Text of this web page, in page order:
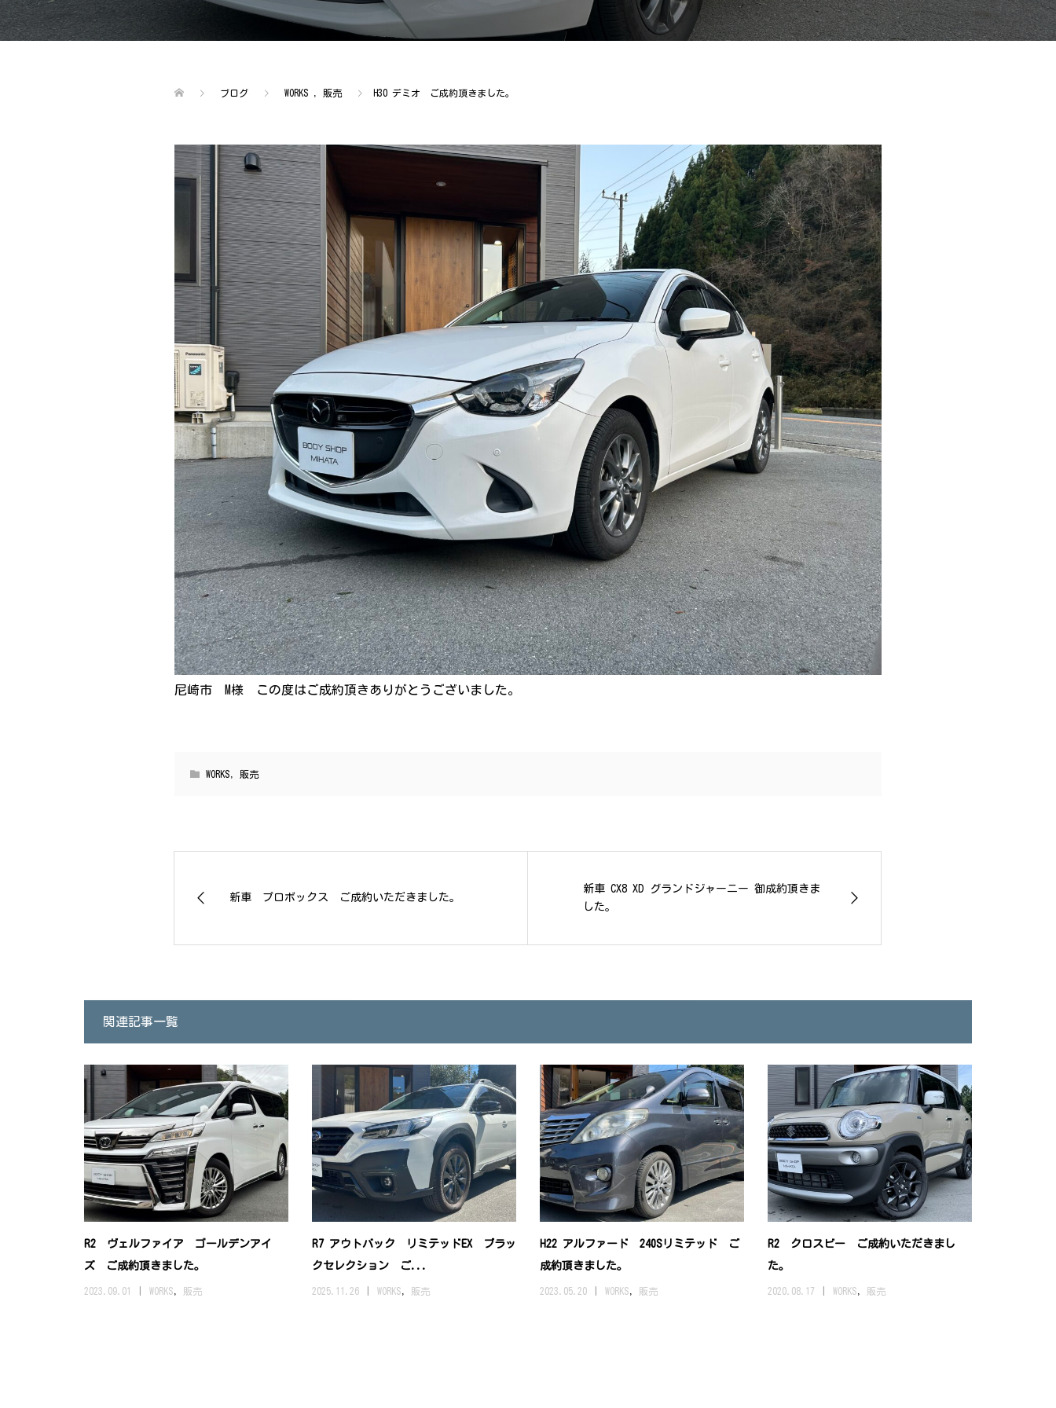
ブログ WORKS 販売 H30 デミオ ご成約頂きました。
尼崎市 M様 この度はご成約頂きありがとうございました。
WORKS 販売
新車 プロボックス ご成約いただきました。
新車 CX8 XD グランドジャーニー 御成約頂きま
した。
関連記事一覧
R2 ヴェルファイア ゴールデンアイ
ズ ご成約頂きました。
2023.09.01 WORKS 販売
R7 アウトバック リミテッドEX ブラッ
クセレクション ご...
2025.11.26 WORKS 販売
H22 アルファード 240Sリミテッド ご
成約頂きました。
2023.05.20 WORKS 販売
R2 クロスビー ご成約いただきまし
た。
2020.08.17 WORKS 販売